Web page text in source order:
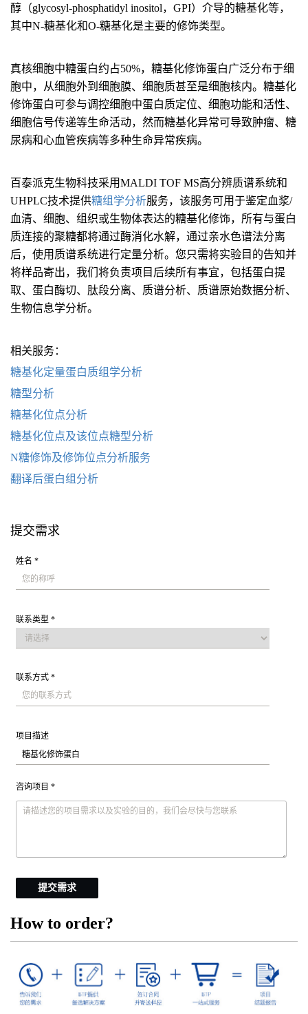
醇（glycosyl-phosphatidyl inositol，GPI）介导的糖基化等，
其中N-糖基化和O-糖基化是主要的修饰类型。
真核细胞中糖蛋白约占50%，糖基化修饰蛋白广泛分布于细
胞中，从细胞外到细胞膜、细胞质甚至是细胞核内。糖基化
修饰蛋白可参与调控细胞中蛋白质定位、细胞功能和活性、
细胞信号传递等生命活动，然而糖基化异常可导致肿瘤、糖
尿病和心血管疾病等多种生命异常疾病。
百泰派克生物科技采用MALDI TOF MS高分辨质谱系统和
UHPLC技术提供糖组学分析服务，该服务可用于鉴定血浆/
血清、细胞、组织或生物体表达的糖基化修饰，所有与蛋白
质连接的聚糖都将通过酶消化水解，通过亲水色谱法分离
后，使用质谱系统进行定量分析。您只需将实验目的告知并
将样品寄出，我们将负责项目后续所有事宜，包括蛋白提
取、蛋白酶切、肽段分离、质谱分析、质谱原始数据分析、
生物信息学分析。
相关服务：
糖基化定量蛋白质组学分析
糖型分析
糖基化位点分析
糖基化位点及该位点糖型分析
N糖修饰及修饰位点分析服务
翻译后蛋白组分析
提交需求
姓名 *
联系类型 *
联系方式 *
项目描述
咨询项目 *
提交需求
How to order?